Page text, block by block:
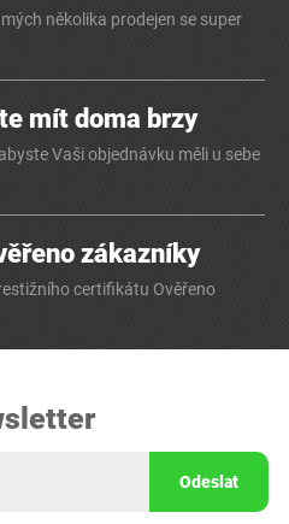
několika prodejen se super
mít doma brzy
Vaši objednávku měli u sebe
zákazníky
certifikátu Ověřeno
Odeslat